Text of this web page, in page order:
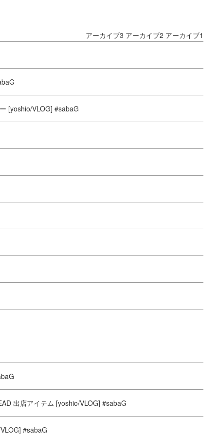
アーカイブ3 アーカイブ2 アーカイブ1
[yoshio/VLOG] #sabaG
出店アイテム [yoshio/VLOG] #sabaG
#sabaG